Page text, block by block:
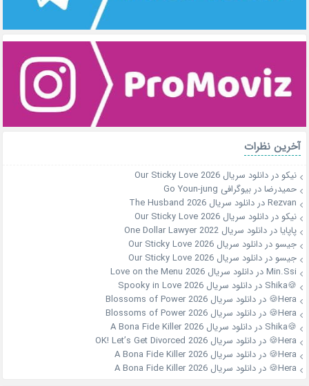
آخرین نظرات
نیکو دردانلود سریال Our Sticky Love 2026
حمیدرضادربیوگرافی Go Youn-jung
Rezvanدردانلود سریال The Husband 2026
نیکو دردانلود سریال Our Sticky Love 2026
پاپایادردانلود سریال One Dollar Lawyer 2022
جیسو دردانلود سریال Our Sticky Love 2026
جیسو دردانلود سریال Our Sticky Love 2026
Min.Ssiدردانلود سریال Love on the Menu 2026
🍪Shika
دردانلود سریال Spooky in Love 2026
Hera🍪
دردانلود سریال Blossoms of Power 2026
Hera🍪
دردانلود سریال Blossoms of Power 2026
🍪Shika
دردانلود سریال A Bona Fide Killer 2026
Hera🍪
دردانلود سریال OK! Let’s Get Divorced 2026
Hera🍪
دردانلود سریال A Bona Fide Killer 2026
Hera🍪
دردانلود سریال A Bona Fide Killer 2026